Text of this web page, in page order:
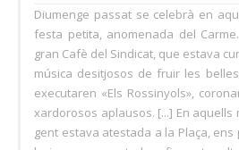
Diumenge passat se celebrà en
festa petita, anomenada del
gran Cafè del Sindicat, que estava
música desitjosos de fruir les
executaren «Els Rossinyols»,
xardorosos aplausos. [...] En
gent estava atestada a la Plaça,